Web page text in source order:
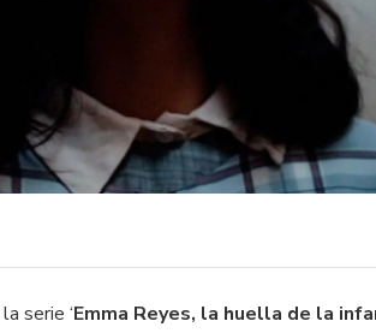
serie ‘Emma Reyes, la huella de la